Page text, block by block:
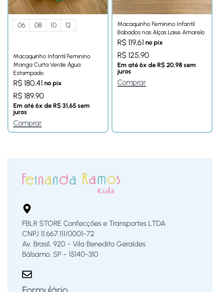
06 08 10 12
Macaquinho Infantil Feminino
Manga Curta Verde Água
Estampado
R$ 180,41 no pix
R$ 189,90
Em até 6x de R$ 31,65 sem
juros
Comprar
Macaquinho Feminino Infantil
Babados nas Alças Laise Amarelo
R$ 119,61 no pix
R$ 125,90
Em até 6x de R$ 20,98 sem
juros
Comprar
FBLR STORE Confecções e Transportes LTDA
CNPJ 11.667.111/0001-72
Av. Brasil, 920 - Vila Benedito Geraldes
Bálsamo, SP - 15140-310